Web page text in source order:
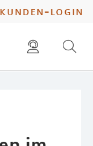
kunden-login